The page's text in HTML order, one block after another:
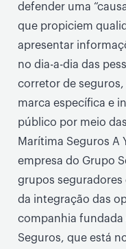
defender uma
que propiciem
apresentar
no dia-a-dia das
corretor de
marca específica e
público por meio
Marítima Seguros A
empresa do Grupo
grupos seguradores
da integração das
companhia fundada
Seguros, que está